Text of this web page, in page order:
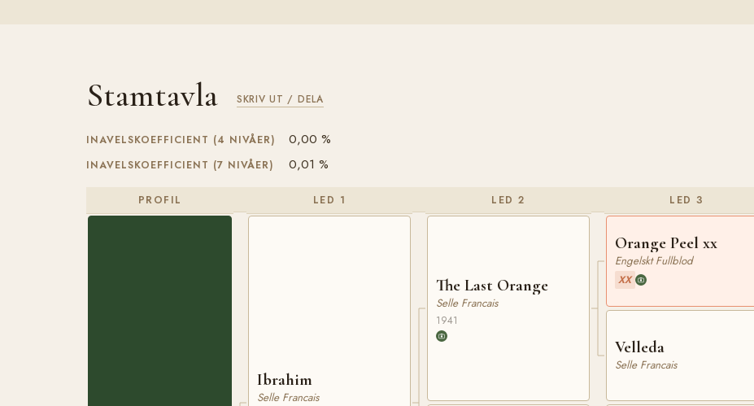
Stamtavla SKRIV UT / DELA
INAVELSKOEFFICIENT (4 NIVÅER) 0,00 %
INAVELSKOEFFICIENT (7 NIVÅER) 0,01 %
PROFIL LED 1
Ibrahim
Selle Francais
LED 2
The Last Orange
Selle Francais
1941
LED 3
Orange Peel xx
Engelskt Fullblod
XX
Velleda
Selle Francais